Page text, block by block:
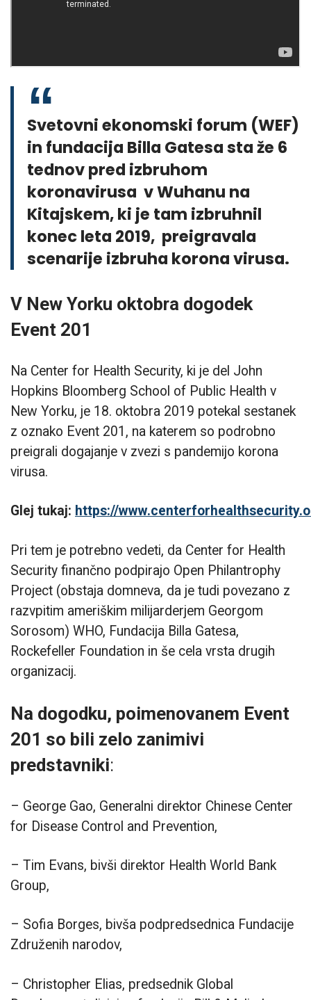
Svetovni ekonomski forum (WEF)
in fundacija Billa Gatesa sta že 6
tednov pred izbruhom
koronavirusa v Wuhanu na
Kitajskem, ki je tam izbruhnil
konec leta 2019, preigravala
scenarije izbruha korona virusa.
V New Yorku oktobra dogodek
Event 201
Na Center for Health Security, ki je del John
Hopkins Bloomberg School of Public Health v
New Yorku, je 18. oktobra 2019 potekal sestanek
z oznako Event 201, na katerem so podrobno
preigrali dogajanje v zvezi s pandemijo korona
virusa.
Glej tukaj: https://
Pri tem je potrebno vedeti, da Center for Health
Security finančno podpirajo Open Philantrophy
Project (obstaja domneva, da je tudi povezano z
razvpitim ameriškim milijarderjem Georgom
Sorosom) WHO, Fundacija Billa Gatesa,
Rockefeller Foundation in še cela vrsta drugih
organizacij.
Na dogodku, poimenovanem Event
201 so bili zelo zanimivi
predstavniki:
– George Gao, Generalni direktor Chinese Center
for Disease Control and Prevention,
– Tim Evans, bivši direktor Health World Bank
Group,
– Sofia Borges, bivša podpredsednica Fundacije
Združenih narodov,
– Christopher Elias, predsednik Global